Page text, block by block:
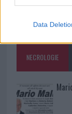
Data
NECROLOGIE